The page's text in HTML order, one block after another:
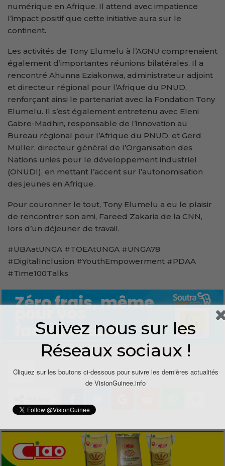
numérique en Afrique. Il attend avec impatience
l’impact positif que cette initiative aura sur le
continent.
Les activités de Tony Elumelu à l’AGNU comprenaient
également d’importantes réunions bilatérales. Il a
rencontré Ahunna Eziakonwa, administrateur adjoint
et directeur régional pour l’Afrique du PNUD,
renforçant ainsi le partenariat avec la Fondation Tony
Elumelu. Il s’est également entretenu avec Eleni
Gabre-Madhin, responsable de l’innovation au
Bureau régional pour l’Afrique du PNUD, et Gerd
Müller, directeur général de l’Organisation des
Nations unies pour le développement industriel
(ONUDI), en mettant l’accent sur l’autonomisation
des jeunes en Afrique.
Pour couronner le tout, Tony Elumelu a eu le plaisir
de rencontrer son ami, Fareed Zakaria de la CNN,
lors d’un déjeuner de travail.
#UBAatUNGA #TOEAtUNGA #UNGA78
#DigitalInclusion #YouthEmpowerment #PDAA
#Time100Talks
0
Suivez nous sur les
Réseaux sociaux !
Cliquez sur les boutons ci-dessous pour suivre les dernières actualités
de VisionGuinee.info